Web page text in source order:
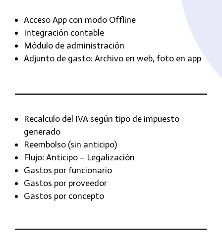
Acceso App con modo Offline
Integración contable
Módulo de administración
Adjunto de gasto: Archivo en web, foto en app
Recalculo del IVA según tipo de impuesto
generado
Reembolso (sin anticipo)
Flujo: Anticipo – Legalización
Gastos por funcionario
Gastos por proveedor
Gastos por concepto